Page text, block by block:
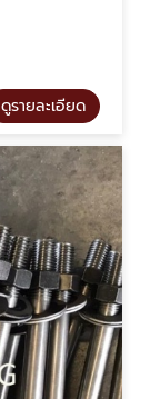
ดูรายละเอียด